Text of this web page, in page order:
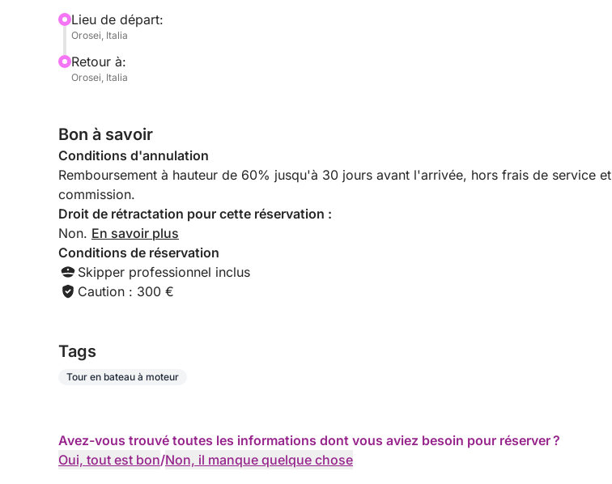
Lieu de départ:
Orosei, Italia
Retour à:
Orosei, Italia
Bon à savoir
Conditions d'annulation
Remboursement à hauteur de 60% jusqu'à 30 jours avant l'arrivée, hors frais de service et
commission.
Droit de rétractation pour cette réservation :
Non. En savoir plus
Conditions de réservation
Skipper professionnel inclus
Caution : 300 €
Tags
Tour en bateau à moteur
Avez-vous trouvé toutes les informations dont vous aviez besoin pour réserver ?
Oui, tout est bon/Non, il manque quelque chose